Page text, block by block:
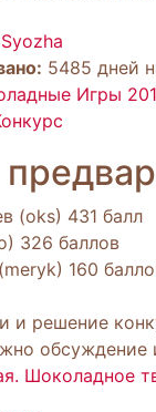
Syozha
5485 дней
Игры
(oks) 431 балл
326 баллов
160
и решение
обсуждение
Шоколадное